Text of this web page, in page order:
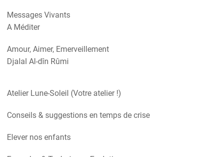
Messages Vivants
A Méditer
Amour, Aimer, Emerveillement
Djalal Al-dîn Rûmi
Atelier Lune-Soleil (Votre atelier !)
Conseils & suggestions en temps de crise
Elever nos enfants